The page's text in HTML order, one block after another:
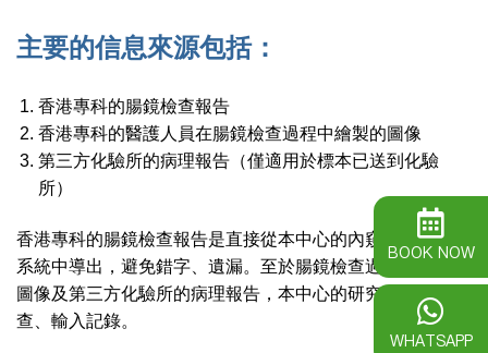
主要的信息來源包括：
香港專科的腸鏡檢查報告
香港專科的醫護人員在腸鏡檢查過程中繪製的圖像
第三方化驗所的病理報告（僅適用於標本已送到化驗
所）
香港專科的腸鏡檢查報告是直接從本中心的內窺鏡檢查報告
系統中導出，避免錯字、遺漏。至於腸鏡檢查過程中繪製的
圖像及第三方化驗所的病理報告，本中心的研究助手負責審
查、輸入記錄。
BOOK NOW
WHATSAPP